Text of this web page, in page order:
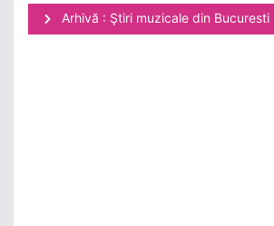
Arhivă : Ştiri muzicale din Bucuresti